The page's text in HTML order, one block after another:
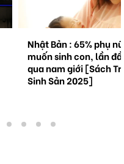
Nhật Bản : 65% phụ
muốn sinh con, lần
qua nam giới [Sách
Sinh Sản 2025]